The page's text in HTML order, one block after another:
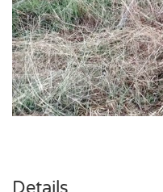
Details